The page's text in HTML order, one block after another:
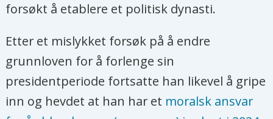
forsøkt å etablere et politisk dynasti.
Etter et mislykket forsøk på å endre
grunnloven for å forlenge sin
presidentperiode fortsatte han likevel å gripe
inn og hevdet at han har et moralsk ansvar